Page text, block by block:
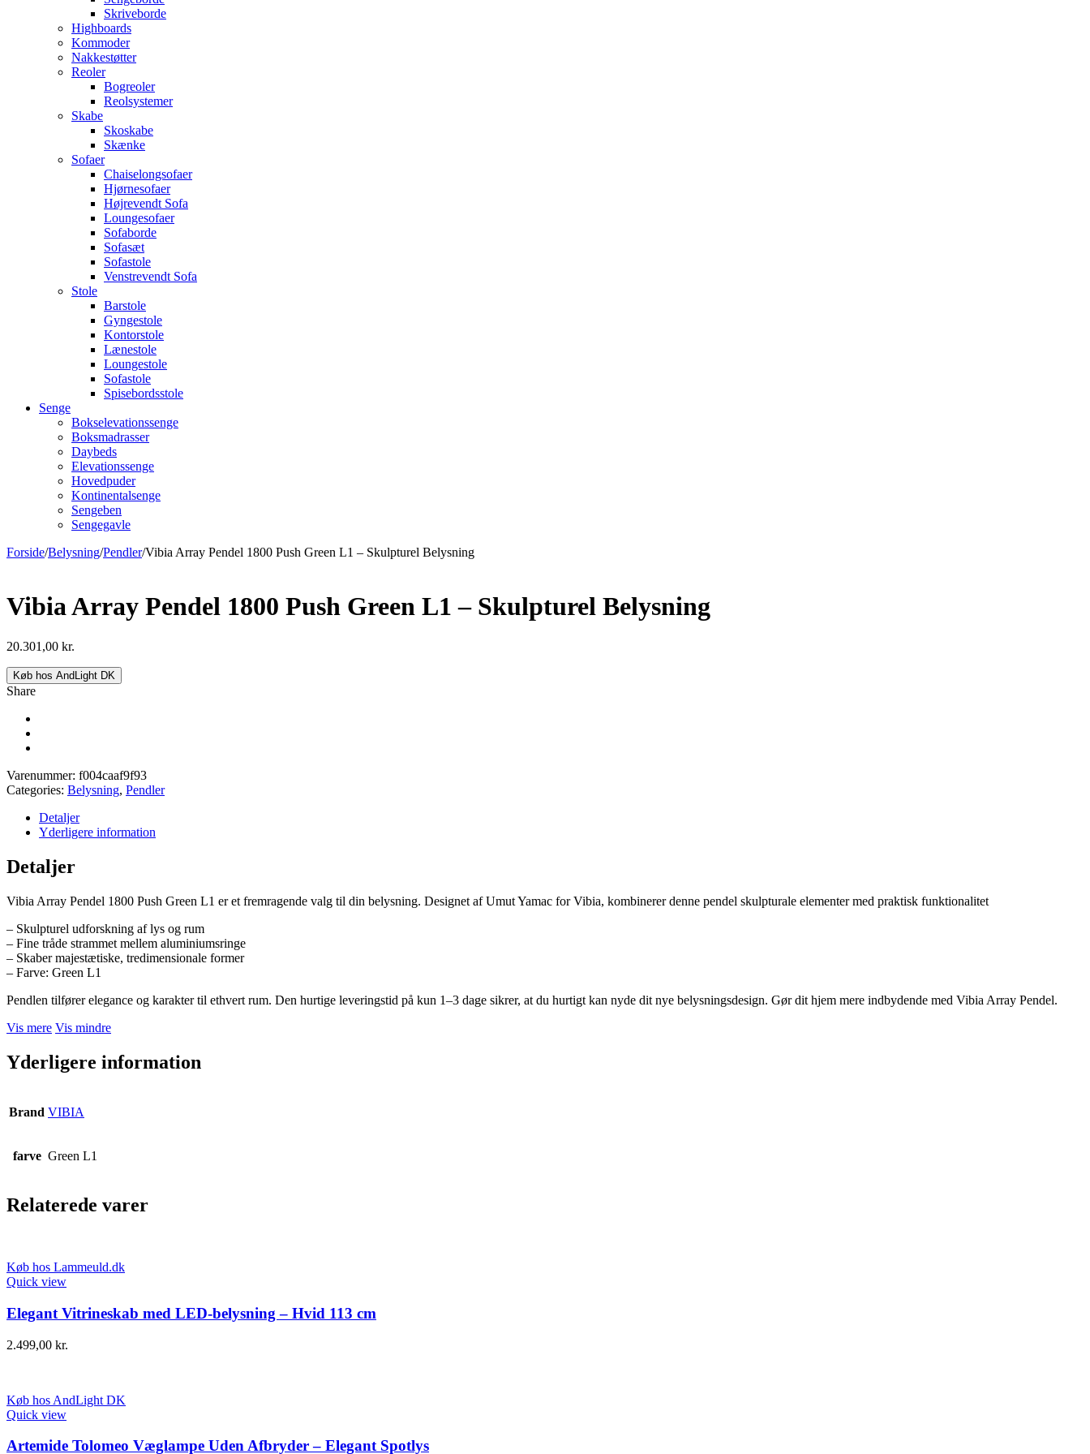
Skriveborde
Highboards
Kommoder
Nakkestøtter
Reoler
Bogreoler
Reolsystemer
Skabe
Skoskabe
Skænke
Sofaer
Chaiselongsofaer
Hjørnesofaer
Højrevendt Sofa
Loungesofaer
Sofaborde
Sofasæt
Sofastole
Venstrevendt Sofa
Stole
Barstole
Gyngestole
Kontorstole
Lænestole
Loungestole
Sofastole
Spisebordsstole
Senge
Bokselevationssenge
Boksmadrasser
Daybeds
Elevationssenge
Hovedpuder
Kontinentalsenge
Sengeben
Sengegavle
Forside/Belysning/Pendler/Vibia Array Pendel 1800 Push Green L1 – Skulpturel Belysning
Vibia Array Pendel 1800 Push Green L1 – Skulpturel Belysning
20.301,00 kr.
Køb hos AndLight DK
Share
Varenummer: f004caaf9f93
Categories: Belysning, Pendler
Detaljer
Yderligere information
Detaljer
Vibia Array Pendel 1800 Push Green L1 er et fremragende valg til din belysning. Designet af Umut Yamac for Vibia, kombinerer denne pendel skulpturale elementer med praktisk funktionalitet
– Skulpturel udforskning af lys og rum
– Fine tråde strammet mellem aluminiumsringe
– Skaber majestætiske, tredimensionale former
– Farve: Green L1
Pendlen tilfører elegance og karakter til ethvert rum. Den hurtige leveringstid på kun 1–3 dage sikrer, at du hurtigt kan nyde dit nye belysningsdesign. Gør dit hjem mere indbydende med Vibia Array Pendel.
Vis mere Vis mindre
Yderligere information
Brand VIBIA
farve Green L1
Relaterede varer
Køb hos Lammeuld.dk
Quick view
Elegant Vitrineskab med LED-belysning – Hvid 113 cm
2.499,00 kr.
Køb hos AndLight DK
Quick view
Artemide Tolomeo Væglampe Uden Afbryder – Elegant Spotlys